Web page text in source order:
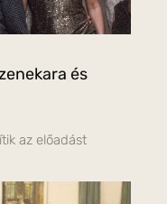
és
az előadást